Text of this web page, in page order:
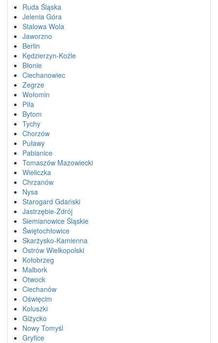
Ruda Śląska
Jelenia Góra
Stalowa Wola
Jaworzno
Berlin
Kędzierzyn-Koźle
Błonie
Ciechanowiec
Zegrze
Wołomin
Piła
Bytom
Tychy
Chorzów
Puławy
Pabianice
Tomaszów Mazowiecki
Wieliczka
Chrzanów
Nysa
Starogard Gdański
Jastrzębie-Zdrój
Siemianowice Śląskie
Świętochłowice
Skarżysko-Kamienna
Ostrów Wielkopolski
Kołobrzeg
Malbork
Otwock
Ciechanów
Oświęcim
Koluszki
Giżycko
Nowy Tomyśl
Gryfice